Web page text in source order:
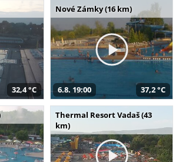
32,4 °C
Nové Zámky (16 km)
6.8. 19:00 37,2 °C
Thermal Resort Vadaš (43
km)